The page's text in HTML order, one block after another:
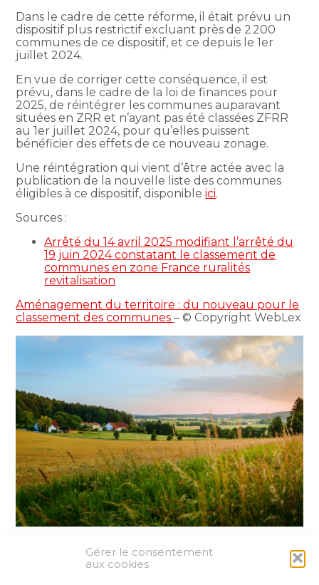
Gérer le consentement
aux cookies
Dans le cadre de cette réforme, il était prévu un
dispositif plus restrictif excluant près de 2 200
communes de ce dispositif, et ce depuis le 1er
juillet 2024.
En vue de corriger cette conséquence, il est
prévu, dans le cadre de la loi de finances pour
2025, de réintégrer les communes auparavant
situées en ZRR et n’ayant pas été classées ZFRR
au 1er juillet 2024, pour qu’elles puissent
bénéficier des effets de ce nouveau zonage.
Une réintégration qui vient d’être actée avec la
publication de la nouvelle liste des communes
éligibles à ce dispositif, disponibleici.
Sources :
Arrêté du 14 avril 2025 modifiant l’arrêté du
19 juin 2024 constatant le classement de
communes en zone France ruralités
revitalisation
Aménagement du territoire : du nouveau pour le
classement des communes– © Copyright WebLex